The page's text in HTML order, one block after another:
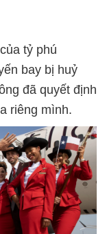
tỷ phú
bay bị huỷ
đã quyết định
riêng mình.